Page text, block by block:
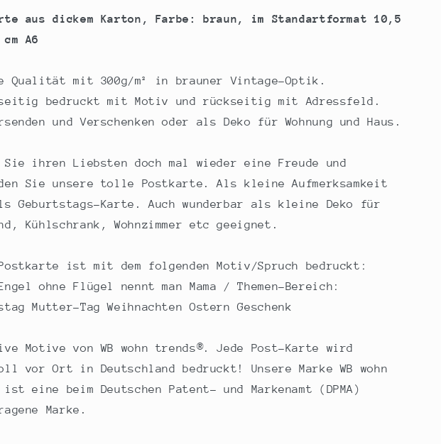
man
Vintage
braun
10,5x14,8cm
aus dickem Karton, Farbe: braun, im Standartformat 10,5
A6
Qualität mit 300g/m² in brauner Vintage-Optik.
bedruckt mit Motiv und rückseitig mit Adressfeld.
und Verschenken oder als Deko für Wohnung und Haus.
Sie ihren Liebsten doch mal wieder eine Freude und
Sie unsere tolle Postkarte. Als kleine Aufmerksamkeit
Geburtstags-Karte. Auch wunderbar als kleine Deko für
Kühlschrank, Wohnzimmer etc geeignet.
ist mit dem folgenden Motiv/Spruch bedruckt:
ohne Flügel nennt man Mama / Themen-Bereich:
Mutter-Tag Weihnachten Ostern Geschenk
Motive von WB wohn trends®. Jede Post-Karte wird
vor Ort in Deutschland bedruckt! Unsere Marke WB wohn
eine beim Deutschen Patent- und Markenamt (DPMA)
Marke.